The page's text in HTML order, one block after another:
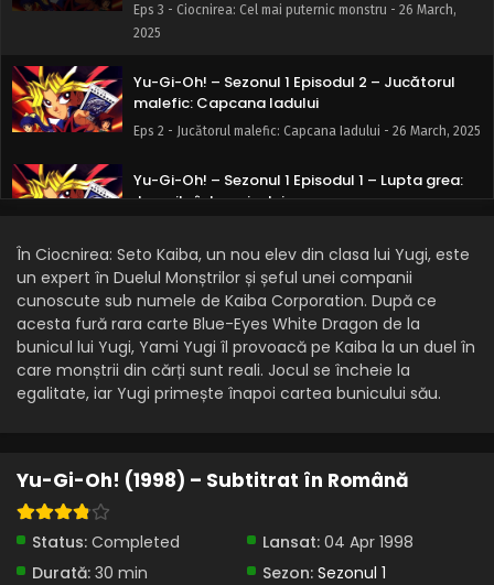
Eps 3 - Ciocnirea: Cel mai puternic monstru - 26 March,
2025
Yu-Gi-Oh! – Sezonul 1 Episodul 2 – Jucătorul
malefic: Capcana Iadului
Eps 2 - Jucătorul malefic: Capcana Iadului - 26 March, 2025
Yu-Gi-Oh! – Sezonul 1 Episodul 1 – Lupta grea:
Jocurile întunericului
În Ciocnirea: Seto Kaiba, un nou elev din clasa lui Yugi, este
un expert în Duelul Monștrilor și șeful unei companii
cunoscute sub numele de Kaiba Corporation. După ce
acesta fură rara carte Blue-Eyes White Dragon de la
bunicul lui Yugi, Yami Yugi îl provoacă pe Kaiba la un duel în
care monștrii din cărți sunt reali. Jocul se încheie la
egalitate, iar Yugi primește înapoi cartea bunicului său.
Yu-Gi-Oh! (1998) – Subtitrat în Română
Status: Completed Lansat: 04 Apr 1998
Durată: 30 min Sezon: Sezonul 1